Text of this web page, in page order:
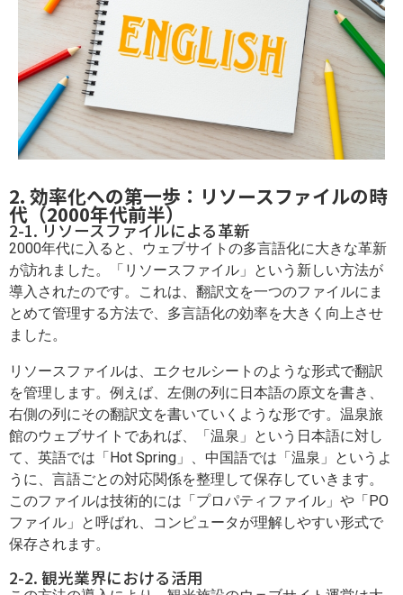
2. 効率化への第一歩：リソースファイルの時
代（2000年代前半）
2-1. リソースファイルによる革新
2000年代に入ると、ウェブサイトの多言語化に大きな革新
が訪れました。「リソースファイル」という新しい方法が
導入されたのです。これは、翻訳文を一つのファイルにま
とめて管理する方法で、多言語化の効率を大きく向上させ
ました。
リソースファイルは、エクセルシートのような形式で翻訳
を管理します。例えば、左側の列に日本語の原文を書き、
右側の列にその翻訳文を書いていくような形です。温泉旅
館のウェブサイトであれば、「温泉」という日本語に対し
て、英語では「Hot Spring」、中国語では「温泉」というよ
うに、言語ごとの対応関係を整理して保存していきます。
このファイルは技術的には「プロパティファイル」や「PO
ファイル」と呼ばれ、コンピュータが理解しやすい形式で
保存されます。
2-2. 観光業界における活用